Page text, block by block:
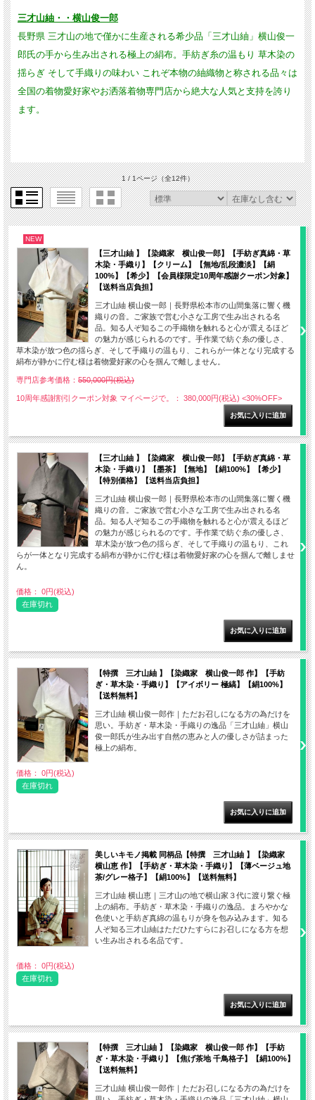
三才山紬・・横山俊一郎
長野県 三才山の地で僅かに生産される希少品「三才山紬」横山俊一
郎氏の手から生み出される極上の絹布。手紡ぎ糸の温もり 草木染の
揺らぎ そして手織りの味わい これぞ本物の紬織物と称される品々は
全国の着物愛好家やお洒落着物専門店から絶大な人気と支持を誇り
ます。
1 / 1ページ（全12件）
NEW
【三才山紬 】【染織家 横山俊一郎】【手紡ぎ真綿・草
木染・手織り】【クリーム】【無地/乱段濃淡】【絹
100%】【希少】【会員様限定10周年感謝クーポン対象】
【送料当店負担】
三才山紬 横山俊一郎｜長野県松本市の山間集落に響く機
織りの音。ご家族で営む小さな工房で生み出される名
品。知る人ぞ知るこの手織物を触れると心が震えるほど
の魅力が感じられるのです。手作業で紡ぐ糸の優しさ、
草木染が放つ色の揺らぎ、そして手織りの温もり、これらが一体となり完成する
絹布が静かに佇む様は着物愛好家の心を掴んで離しません。
専門店参考価格： 550,000円(税込)
10周年感謝割引クーポン対象 マイページで。： 380,000円(税込) <30%OFF>
【三才山紬 】【染織家 横山俊一郎】【手紡ぎ真綿・草
木染・手織り】【墨茶】【無地】【絹100%】【希少】
【特別価格】【送料当店負担】
三才山紬 横山俊一郎｜長野県松本市の山間集落に響く機
織りの音。ご家族で営む小さな工房で生み出される名
品。知る人ぞ知るこの手織物を触れると心が震えるほど
の魅力が感じられるのです。手作業で紡ぐ糸の優しさ、
草木染が放つ色の揺らぎ、そして手織りの温もり、これ
らが一体となり完成する絹布が静かに佇む様は着物愛好家の心を掴んで離しませ
ん。
価格： 0円(税込)
在庫切れ
【特撰 三才山紬 】【染織家 横山俊一郎 作】【手紡
ぎ・草木染・手織り】【アイボリー 極縞】【絹100%】
【送料無料】
三才山紬 横山俊一郎作｜ただお召しになる方の為だけを
思い。手紡ぎ・草木染・手織りの逸品「三才山紬」横山
俊一郎氏が生み出す自然の恵みと人の優しさが詰まった
極上の絹布。
価格： 0円(税込)
在庫切れ
美しいキモノ掲載 同柄品【特撰 三才山紬 】【染織家
横山恵 作】【手紡ぎ・草木染・手織り】【薄ベージュ地
茶/グレー格子】【絹100%】【送料無料】
三才山紬 横山恵｜三才山の地で横山家３代に渡り繋ぐ極
上の絹布。手紡ぎ・草木染・手織りの逸品。まろやかな
色使いと手紡ぎ真綿の温もりが身を包み込みます。知る
人ぞ知る三才山紬はただひたすらにお召しになる方を想
い生み出される名品です。
価格： 0円(税込)
在庫切れ
【特撰 三才山紬 】【染織家 横山俊一郎 作】【手紡
ぎ・草木染・手織り】【焦げ茶地 千鳥格子】【絹100%】
【送料無料】
三才山紬 横山俊一郎作｜ただお召しになる方の為だけを